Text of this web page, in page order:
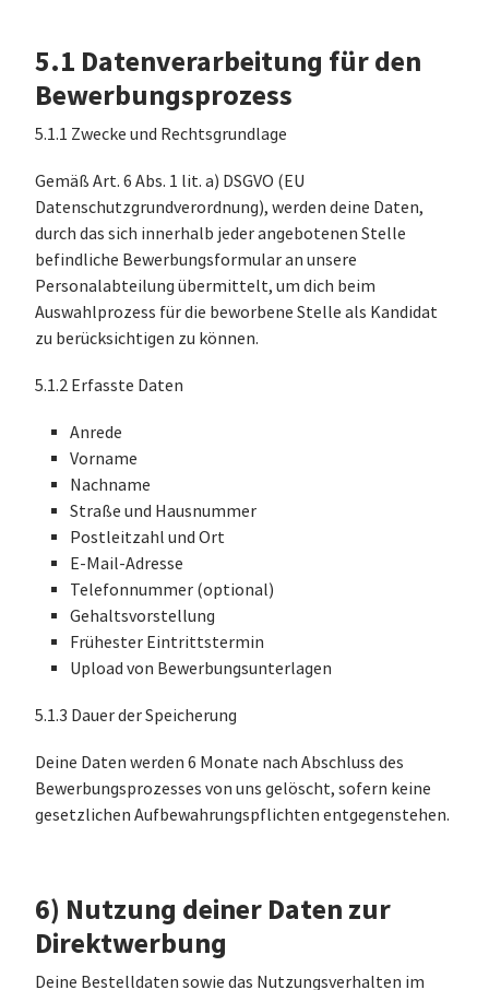
5.1 Datenverarbeitung für den
Bewerbungsprozess
5.1.1 Zwecke und Rechtsgrundlage
Gemäß Art. 6 Abs. 1 lit. a) DSGVO (EU
Datenschutzgrundverordnung), werden deine Daten,
durch das sich innerhalb jeder angebotenen Stelle
befindliche Bewerbungsformular an unsere
Personalabteilung übermittelt, um dich beim
Auswahlprozess für die beworbene Stelle als Kandidat
zu berücksichtigen zu können.
5.1.2 Erfasste Daten
Anrede
Vorname
Nachname
Straße und Hausnummer
Postleitzahl und Ort
E-Mail-Adresse
Telefonnummer (optional)
Gehaltsvorstellung
Frühester Eintrittstermin
Upload von Bewerbungsunterlagen
5.1.3 Dauer der Speicherung
Deine Daten werden 6 Monate nach Abschluss des
Bewerbungsprozesses von uns gelöscht, sofern keine
gesetzlichen Aufbewahrungspflichten entgegenstehen.
6) Nutzung deiner Daten zur
Direktwerbung
Deine Bestelldaten sowie das Nutzungsverhalten im